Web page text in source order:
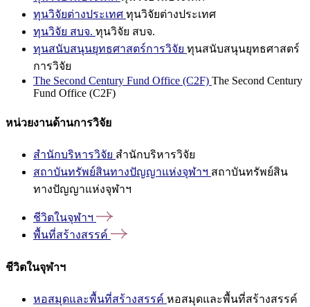
ทุนวิจัยต่างประเทศ ทุนวิจัยต่างประเทศ
ทุนวิจัย สบจ. ทุนวิจัย สบจ.
ทุนสนับสนุนยุทธศาสตร์การวิจัย ทุนสนับสนุนยุทธศาสตร์
การวิจัย
The Second Century Fund Office (C2F) The Second Century
Fund Office (C2F)
หน่วยงานด้านการวิจัย
สำนักบริหารวิจัย สำนักบริหารวิจัย
สถาบันทรัพย์สินทางปัญญาแห่งจุฬาฯ สถาบันทรัพย์สิน
ทางปัญญาแห่งจุฬาฯ
ชีวิตในจุฬาฯ
พื้นที่สร้างสรรค์
ชีวิตในจุฬาฯ
หอสมุดและพื้นที่สร้างสรรค์ หอสมุดและพื้นที่สร้างสรรค์